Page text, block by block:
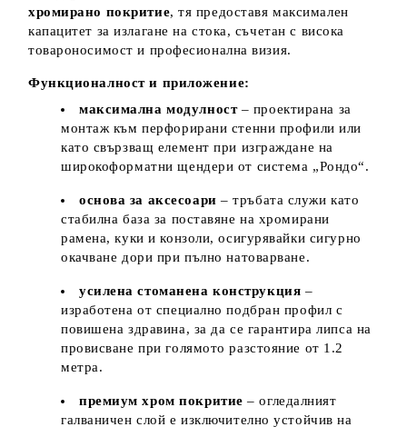
хромирано покритие, тя предоставя максимален
капацитет за излагане на стока, съчетан с висока
товароносимост и професионална визия.
Функционалност и приложение:
максимална модулност– проектирана за
монтаж към перфорирани стенни профили или
като свързващ елемент при изграждане на
широкоформатни щендери от система „Рондо“.
основа за аксесоари – тръбата служи като
стабилна база за поставяне на хромирани
рамена, куки и конзоли, осигурявайки сигурно
окачване дори при пълно натоварване.
усилена стоманена конструкция –
изработена от специално подбран профил с
повишена здравина, за да се гарантира липса на
провисване при голямото разстояние от 1.2
метра.
премиум хром покритие – огледалният
галваничен слой е изключително устойчив на